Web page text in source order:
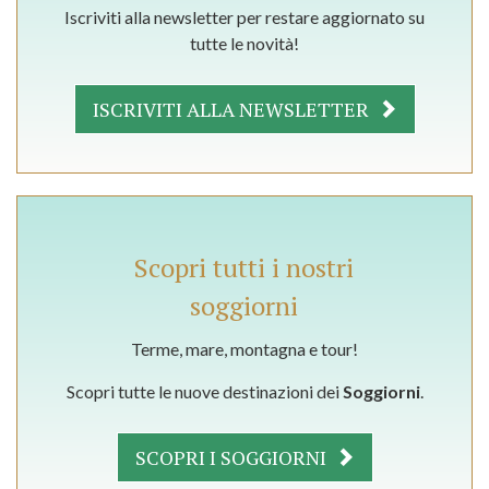
Iscriviti alla newsletter per restare aggiornato su
tutte le novità!
ISCRIVITI ALLA NEWSLETTER
Scopri tutti i nostri
soggiorni
Terme, mare, montagna e tour!
Scopri tutte le nuove destinazioni deiSoggiorni.
SCOPRI I SOGGIORNI